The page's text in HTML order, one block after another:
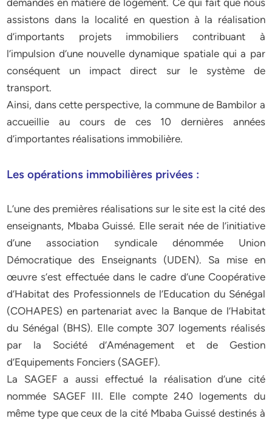
demandes en matière de logement. Ce qui fait que nous
assistons dans la localité en question à la réalisation
d’importants projets immobiliers contribuant à
l’impulsion d’une nouvelle dynamique spatiale qui a par
conséquent un impact direct sur le système de
transport.
Ainsi, dans cette perspective, la commune de Bambilor a
accueillie au cours de ces 10 dernières années
d’importantes réalisations immobilière.
Les opérations immobilières privées :
L’une des premières réalisations sur le site est la cité des
enseignants, Mbaba Guissé. Elle serait née de l’initiative
d’une association syndicale dénommée Union
Démocratique des Enseignants (UDEN). Sa mise en
œuvre s’est effectuée dans le cadre d’une Coopérative
d’Habitat des Professionnels de l’Education du Sénégal
(COHAPES) en partenariat avec la Banque de l’Habitat
du Sénégal (BHS). Elle compte 307 logements réalisés
par la Société d’Aménagement et de Gestion
d’Equipements Fonciers (SAGEF).
La SAGEF a aussi effectué la réalisation d’une cité
nommée SAGEF III. Elle compte 240 logements du
même type que ceux de la cité Mbaba Guissé destinés à